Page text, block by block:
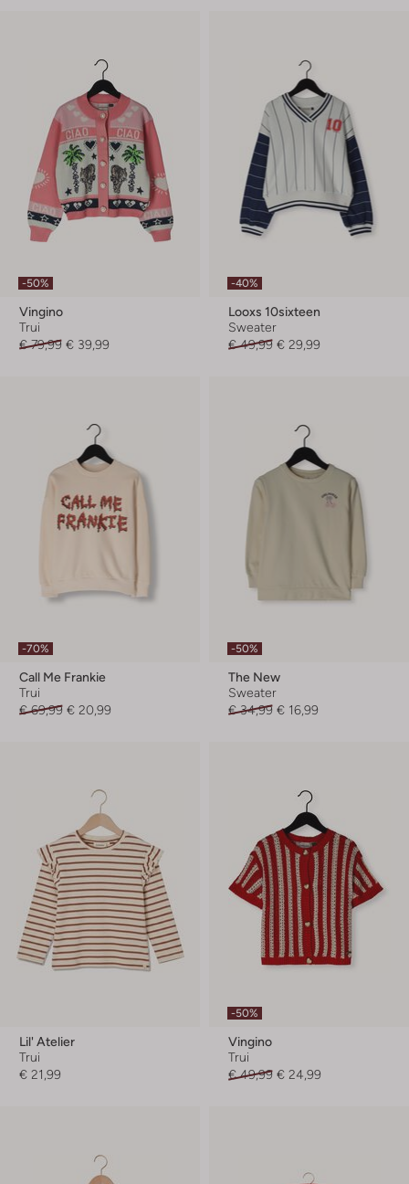
-50%
Vingino
Trui
€ 79,99 € 39,99
-40%
Looxs 10sixteen
Sweater
€ 49,99 € 29,99
-70%
Call Me Frankie
Trui
€ 69,99 € 20,99
-50%
The New
Sweater
€ 34,99 € 16,99
Lil' Atelier
Trui
€ 21,99
-50%
Vingino
Trui
€ 49,99 € 24,99